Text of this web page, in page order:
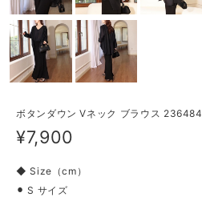
ボタンダウン Vネック ブラウス 236484
¥7,900
◆ Size（cm）
⚫︎ S サイズ